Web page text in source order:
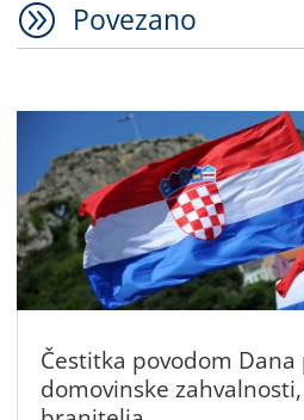
A Povezano
Čestitka povodom
domovinske